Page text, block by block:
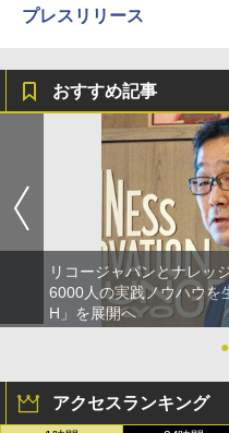
プレスリリース
おすすめ記事
リコージャパンとナレッ
6000人の実践ノウハウを
H」を展開へ
●
アクセスランキング